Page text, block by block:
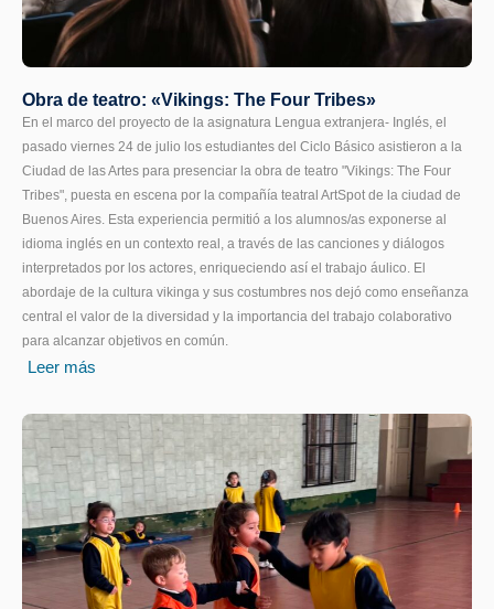
Obra de teatro: «Vikings: The Four Tribes»
En el marco del proyecto de la asignatura Lengua extranjera- Inglés, el
pasado viernes 24 de julio los estudiantes del Ciclo Básico asistieron a la
Ciudad de las Artes para presenciar la obra de teatro "Vikings: The Four
Tribes", puesta en escena por la compañía teatral ArtSpot de la ciudad de
Buenos Aires. Esta experiencia permitió a los alumnos/as exponerse al
idioma inglés en un contexto real, a través de las canciones y diálogos
interpretados por los actores, enriqueciendo así el trabajo áulico. El
abordaje de la cultura vikinga y sus costumbres nos dejó como enseñanza
central el valor de la diversidad y la importancia del trabajo colaborativo
para alcanzar objetivos en común.
Leer más